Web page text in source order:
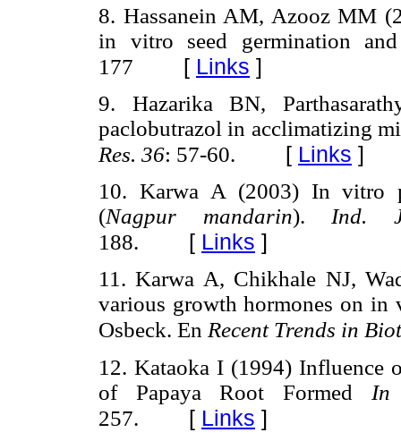
8. Hassanein AM, Azooz MM
in vitro seed germination
177 [ Links ]
9. Hazarika BN,
paclobutrazol in acclimatizing
Res. 36: 57-60. [ Links ]
10. Karwa A (2003) In vitro
(Nagpur mandarin). Ind.
188. [ Links ]
11. Karwa A, Chikhale NJ,
various growth hormones on in
Osbeck. En Recent Trends in
12. Kataoka I (1994) Influence
of Papaya Root Formed In
257. [ Links ]